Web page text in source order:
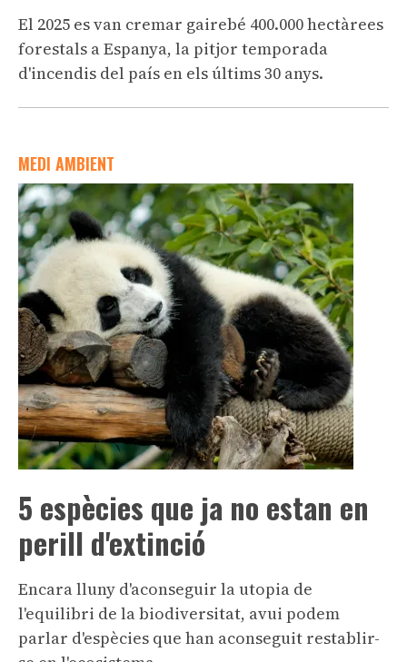
El 2025 es van cremar gairebé 400.000 hectàrees
forestals a Espanya, la pitjor temporada
d'incendis del país en els últims 30 anys.
MEDI AMBIENT
5 espècies que ja no estan en
perill d'extinció
Encara lluny d'aconseguir la utopia de
l'equilibri de la biodiversitat, avui podem
parlar d'espècies que han aconseguit restablir-